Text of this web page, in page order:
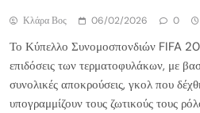
Κλάρα Βος 06/02/2026 0
Το Κύπελλο Συνομοσπονδιών FIFA 2017
επιδόσεις των τερματοφυλάκων, με
συνολικές αποκρούσεις, γκολ που
υπογραμμίζουν τους ζωτικούς τους